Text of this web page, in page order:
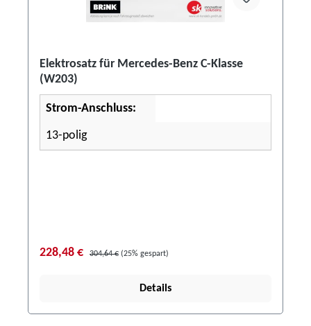
Elektrosatz für Mercedes-Benz C-Klasse
(W203)
Strom-Anschluss:
13-polig
228,48 € 304,64 € (25% gespart)
Details